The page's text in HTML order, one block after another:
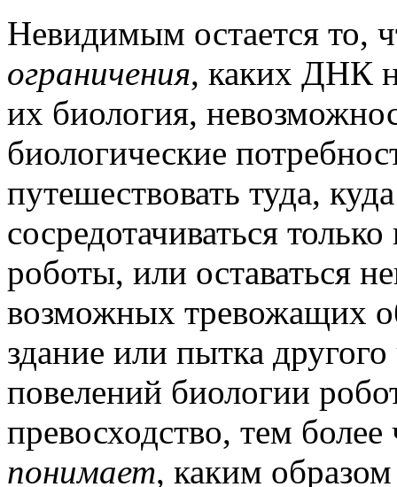
Невидимым остается то,
ограничения, каких ДНК
их биология,
биологические
путешествовать туда,
сосредотачиваться
роботы, или оставаться
возможных тревожащих
здание или пытка
повелений биологии
превосходство, тем
понимает, каким